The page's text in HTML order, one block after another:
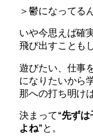
＞鬱になってる
いや今思えば確
飛び出すことも
遊びたい、仕事
になりたいから
那への打ち明け
決まって“先ず
よね”と。